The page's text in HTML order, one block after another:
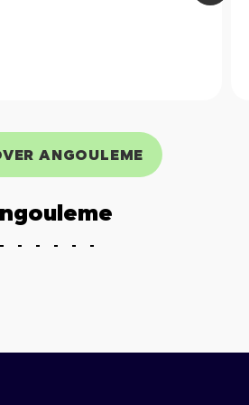
ANGOULEME